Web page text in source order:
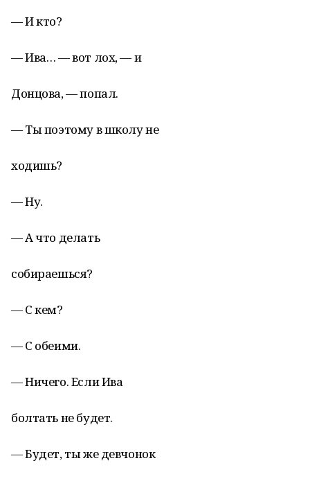
— И кто?
— Ива… — вот лох, — и
Донцова, — попал.
— Ты поэтому в школу не
ходишь?
— Ну.
— А что делать
собираешься?
— С кем?
— С обеими.
— Ничего. Если Ива
болтать не будет.
— Будет, ты же девчонок